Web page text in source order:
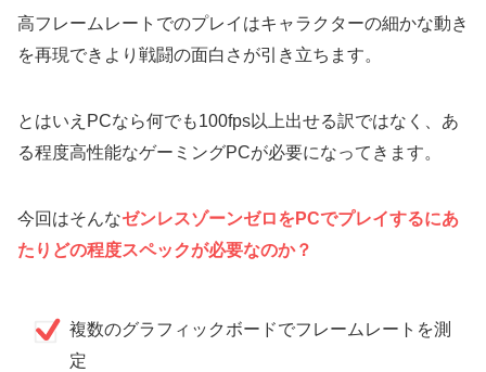
高フレームレートでのプレイはキャラクターの細かな動き
を再現できより戦闘の面白さが引き立ちます。
とはいえPCなら何でも100fps以上出せる訳ではなく、あ
る程度高性能なゲーミングPCが必要になってきます。
今回はそんなゼンレスゾーンゼロをPCでプレイするにあ
たりどの程度スペックが必要なのか？
複数のグラフィックボードでフレームレートを測
定